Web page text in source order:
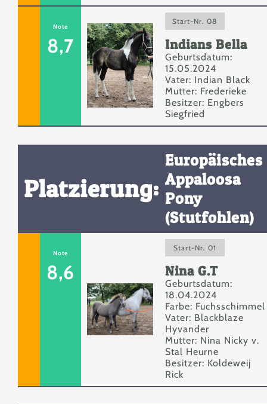
Note
8,7
Start-Nr. 08
Indians Bella
Geburtsdatum:
15.05.2024
Vater: Indian Black
Mutter: Frederieke
Besitzer: Engbers
Siegfried
Platzierung:
Europäisches
Appaloosa
Pony
(Stutfohlen)
Note
8,6
Start-Nr. 01
Nina G.T
Geburtsdatum:
18.04.2024
Farbe: Fuchsschimmel
Vater: Blackblaze
Hyvander
Mutter: Nina Nicky v.
Stal Heurne
Besitzer: Koldeweij
Rick